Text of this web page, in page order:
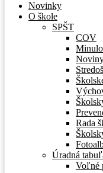
Novinky
O škole
SPŠT
COV
Rada
Úradná
Voľné